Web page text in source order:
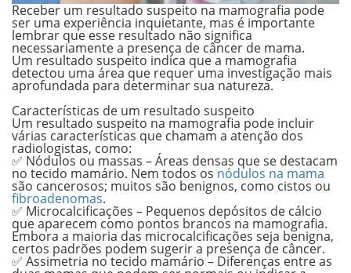
Receber um resultado suspeito na mamografia pode
ser uma experiência inquietante, mas é importante
lembrar que esse resultado não significa
necessariamente a presença de câncer de mama.
Um resultado suspeito indica que a mamografia
detectou uma área que requer uma investigação mais
aprofundada para determinar sua natureza.
Características de um resultado suspeito
Um resultado suspeito na mamografia pode incluir
várias características que chamam a atenção dos
radiologistas, como:
✅ Nódulos ou massas –Áreas densas que se destacam
no tecido mamário. Nem todos os nódulos na mama
são cancerosos; muitos são benignos, como cistos ou
fibroadenomas.
✅ Microcalcificações – Pequenos depósitos de cálcio
que aparecem como pontos brancos na mamografia.
Embora a maioria das microcalcificações seja benigna,
certos padrões podem sugerir a presença de câncer.
✅ Assimetria no tecido mamário – Diferenças entre as